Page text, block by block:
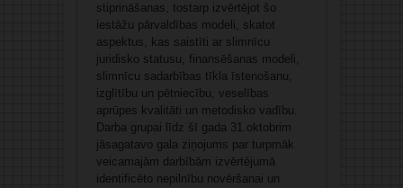
stiprināšanas, tostarp izvērtējot šo
iestāžu pārvaldības modeli, skatot
aspektus, kas saistīti ar slimnīcu
juridisko statusu, finansēšanas modeli,
slimnīcu sadarbības tīkla īstenošanu,
izglītību un pētniecību, veselības
aprūpes kvalitāti un metodisko vadību.
Darba grupai līdz šī gada 31.oktobrim
jāsagatavo gala ziņojums par turpmāk
veicamajām darbībām izvērtējumā
identificēto nepilnību novēršanai un